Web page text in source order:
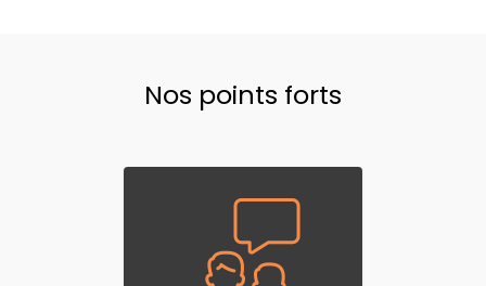
Nos points forts